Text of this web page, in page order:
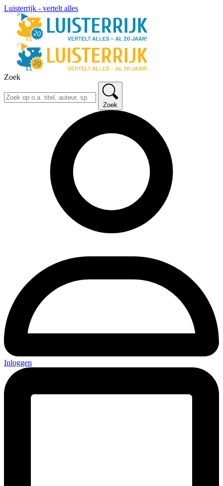
Luisterrijk - vertelt alles
Zoek
Zoek
Inloggen